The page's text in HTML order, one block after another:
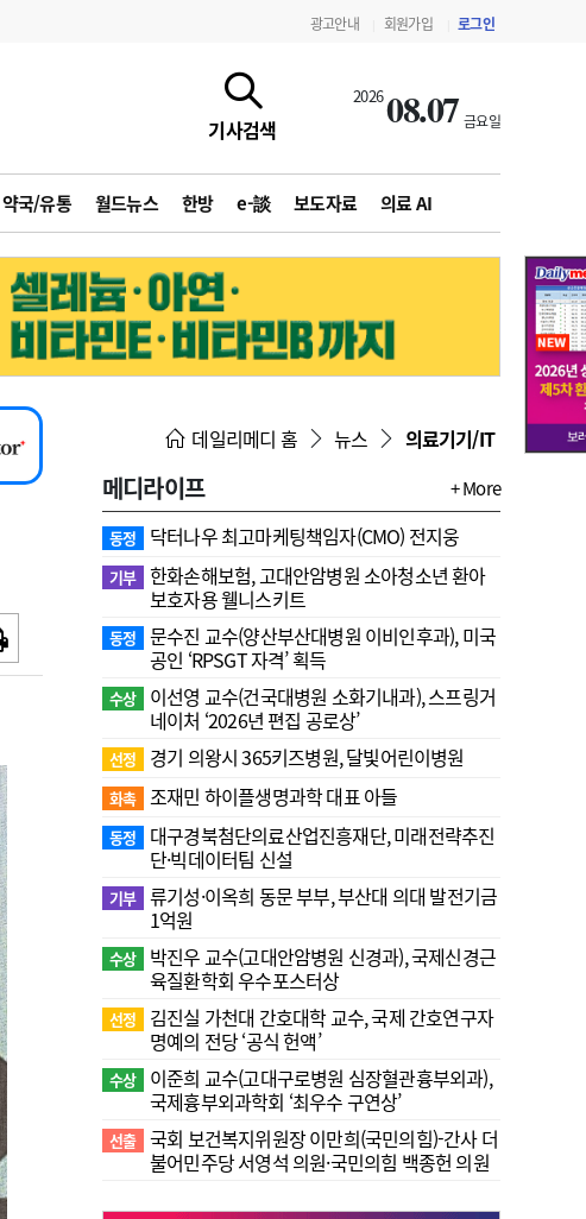
광고안내 회원가입 로그인
기사검색
202608.07 금요일
약국/유통 월드뉴스 한방 e-談 보도자료 의료 AI
지침·기준·평가 약제급여 심사 결과
데일리메디 홈 뉴스 의료기기/IT
메디라이프 + More
동정 닥터나우 최고마케팅책임자(CMO) 전지웅
기부 한화손해보험, 고대안암병원 소아청소년 환아
보호자용 웰니스키트
동정
문수진 교수( 양산부산대병원 이비인후과), 미국
공인 ‘RPSGT 자격’ 획득
수상
이선영 교수(건국대병원 소화기내과), 스프링거
네이처 ‘2026년 편집 공로상’
선정 경기 의왕시 365키즈병원, 달빛어린이병원
화촉 조재민 하이플생명과학 대표 아들
동정
대구경북첨단의료산업진흥재단, 미래전략추진
단·빅데이터팀 신설
기부 류기성·이옥희 동문 부부, 부산대 의대 발전기금
1억원
수상
박진우 교수(고대안암병원 신경과), 국제신경근
육질환학회 우수포스터상
선정
김진실 가천대 간호대학 교수, 국제 간호연구자
명예의 전당 ‘공식 헌액’
수상
이준희 교수(고대구로병원 심장혈관흉부외과),
국제흉부외과학회 ‘최우수 구연상’
선출 국회 보건복지위원장 이만희(국민의힘)-간사 더
불어민주당 서영석 의원·국민의힘 백종헌 의원